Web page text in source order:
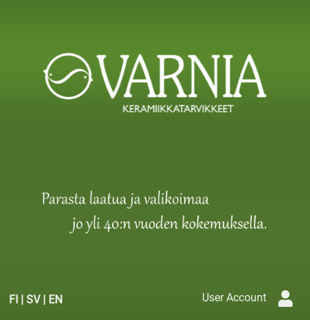
FI | SV| EN User Account